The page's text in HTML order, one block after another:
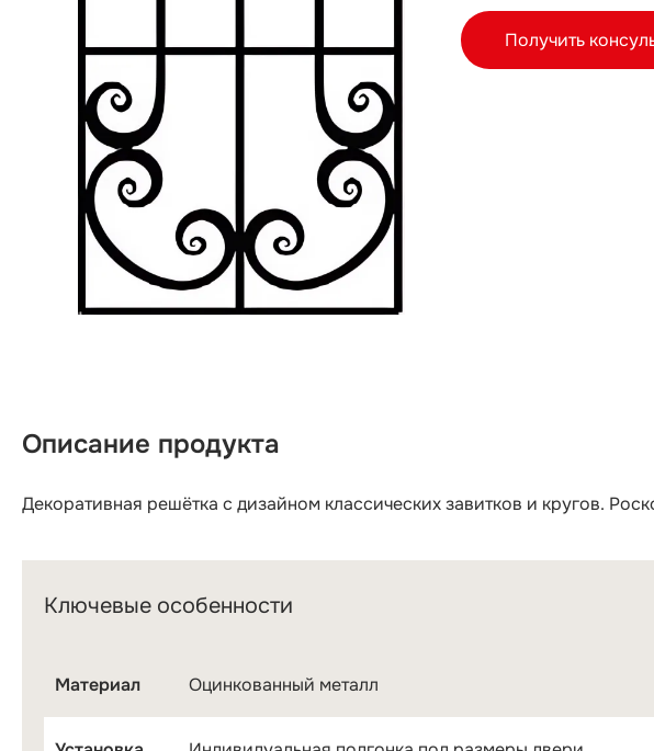
Получить
Описание продукта
Декоративная решётка с дизайном классических завитков и кругов.
Ключевые особенности
Материал Оцинкованный металл